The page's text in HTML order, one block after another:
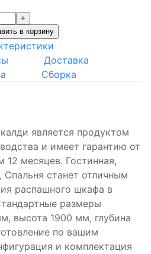
+
в корзину
Доставка
Сборка
является продуктом
и имеет гарантию от
12 месяцев. Гостинная,
Спальня станет отличным
распашного шкафа в
размеры
высота 1900 мм, глубина
по вашим
и комплектация